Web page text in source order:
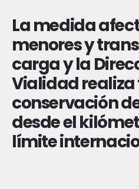
La medida
menores y
carga y la
Vialidad
conservación
desde el
límite